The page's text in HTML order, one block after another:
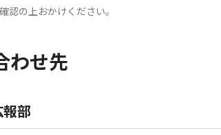
認の上おかけください。
わせ先
部